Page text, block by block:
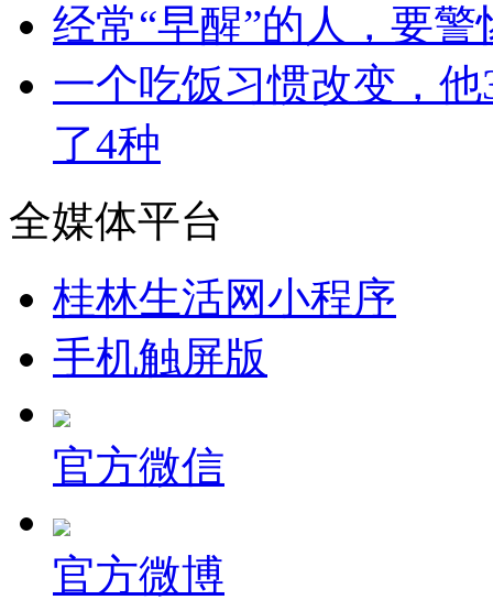
经常“早醒”的人，要
一个吃饭习惯改变，
了4种
全媒体平台
桂林生活网小程序
手机触屏版
官方微信
官方微博